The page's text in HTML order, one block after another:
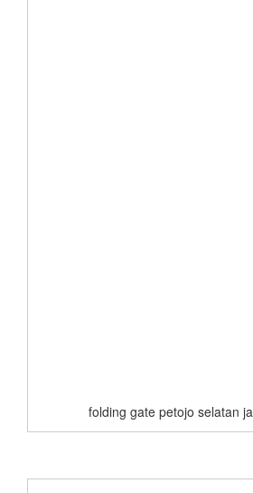
folding gate petojo selatan